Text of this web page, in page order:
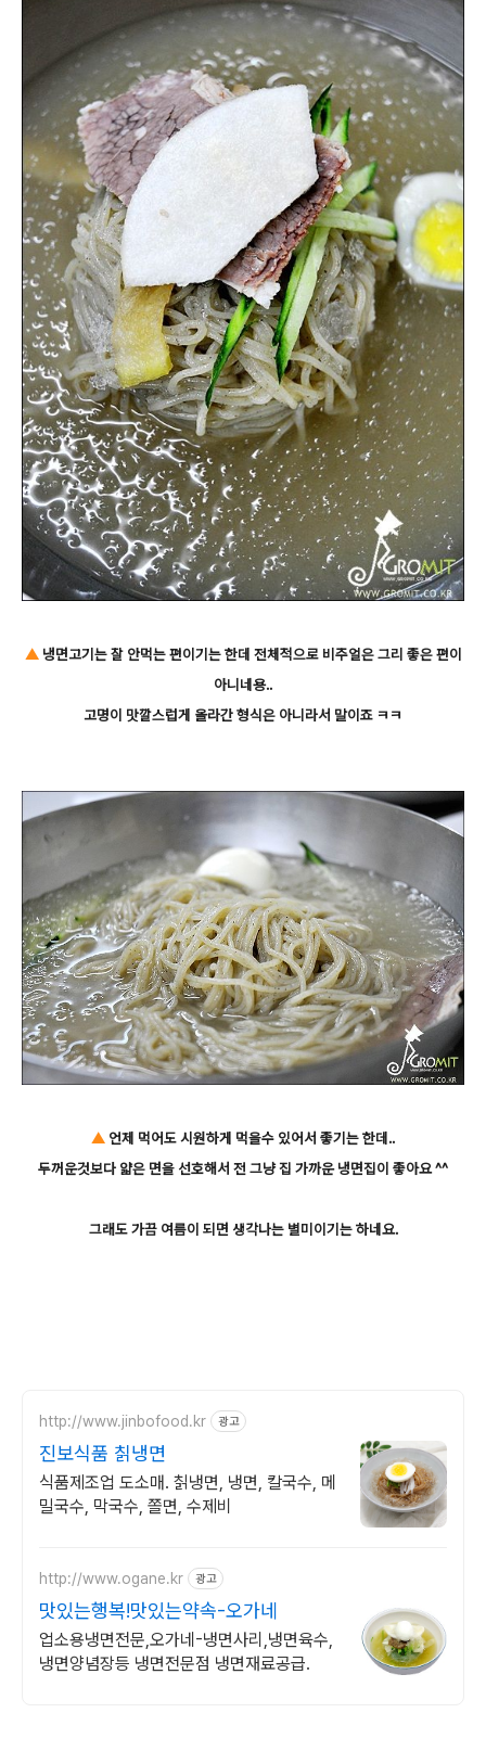
▲ 냉면고기는 잘 안먹는 편이기는 한데 전체적으로 비주얼은 그리 좋은 편이
아니네용..
고명이 맛깔스럽게 올라간 형식은 아니라서 말이죠 ㅋㅋ
▲ 언제 먹어도 시원하게 먹을수 있어서 좋기는 한데..
두꺼운것보다 얇은 면을 선호해서 전 그냥 집 가까운 냉면집이 좋아요 ^^
그래도 가끔 여름이 되면 생각나는 별미이기는 하네요.
http://www.jinbofood.kr 광고
진보식품 칡냉면
식품제조업 도소매. 칡냉면, 냉면, 칼국수, 메
밀국수, 막국수, 쫄면, 수제비
http://www.ogane.kr 광고
맛있는행복!맛있는약속-오가네
업소용냉면전문,오가네-냉면사리,냉면육수,
냉면양념장등 냉면전문점 냉면재료공급.